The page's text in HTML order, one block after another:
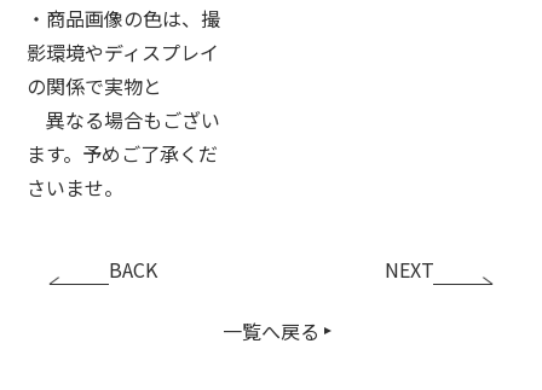
・商品画像の色は、撮
影環境やディスプレイ
の関係で実物と
異なる場合もござい
ます。予めご了承くだ
さいませ。
BACK
一覧へ戻る
NEXT